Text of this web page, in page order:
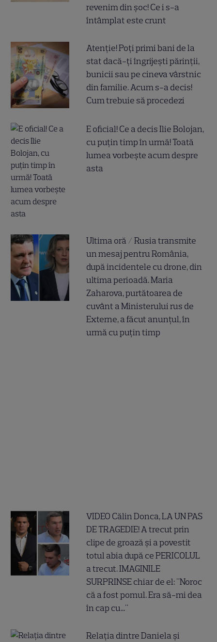
revenim din șoc! Ce i s-a
întâmplat este crunt
Atenție! Poți primi bani de la
stat dacă-ți îngrijești părinții,
bunicii sau pe cineva vârstnic
din familie. Acum s-a decis!
Cum trebuie să procedezi
E oficial! Ce a decis Ilie Bolojan,
cu puțin timp în urmă! Toată
lumea vorbește acum despre
asta
Ultima oră / Rusia transmite
un mesaj pentru România,
după incidentele cu drone, din
ultima perioadă. Maria
Zaharova, purtătoarea de
cuvânt a Ministerului rus de
Externe, a făcut anunțul, în
urmă cu puțin timp
VIDEO Călin Donca, LA UN PAS
DE TRAGEDIE! A trecut prin
clipe de groază și a povestit
totul abia după ce PERICOLUL
a trecut. IMAGINILE
SURPRINSE chiar de el: "Noroc
că a fost pomul. Era să-mi dea
în cap cu..."
Relația dintre Daniela și